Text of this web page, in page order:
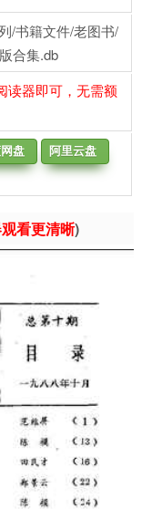
/书籍文件/老图书/
合集.db
读器即可，无需额
盘
阿里云盘
看更清晰)